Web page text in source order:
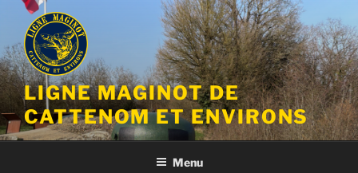
Aller
contenu
principal
LIGNE MAGINOT DE
CATTENOM ET ENVIRONS
Menu